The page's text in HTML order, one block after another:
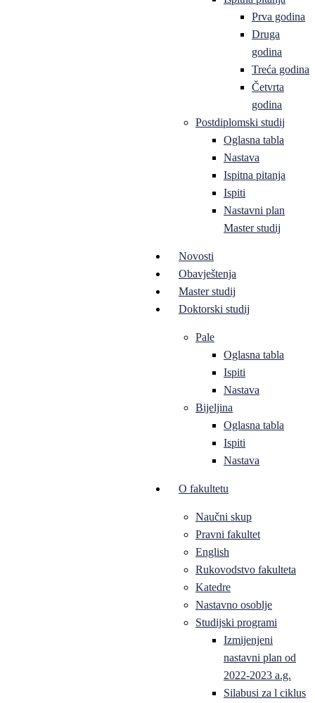
Prva godina
Druga
godina
Treća godina
Četvrta
godina
Postdiplomski studij
Oglasna tabla
Nastava
Ispitna pitanja
Ispiti
Nastavni plan
Master studij
Novosti
Obavještenja
Master studij
Doktorski studij
Pale
Oglasna tabla
Ispiti
Nastava
Bijeljina
Oglasna tabla
Ispiti
Nastava
O fakultetu
Naučni skup
Pravni fakultet
English
Rukovodstvo fakulteta
Katedre
Nastavno osoblje
Studijski programi
Izmijenjeni
nastavni plan od
2022-2023 a.g.
Silabusi za l ciklus